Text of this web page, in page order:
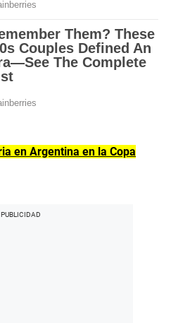
en Argentina en la Copa